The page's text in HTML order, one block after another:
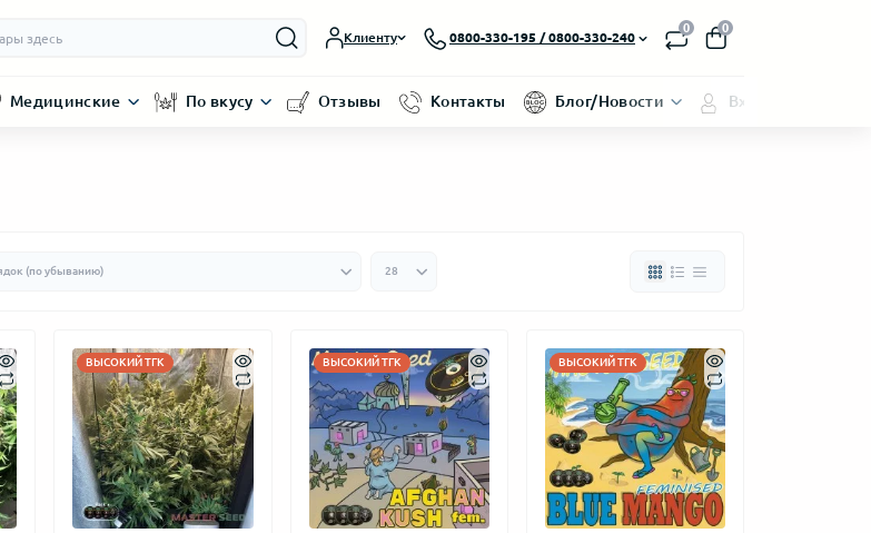
Клиенту 0800-330-195 / 0800-330-240
0 0
Медицинские По вкусу Отзывы Контакты Блог/Новости Вход/
ВЫСОКИЙ ТГК ВЫСОКИЙ ТГК ВЫСОКИЙ ТГК